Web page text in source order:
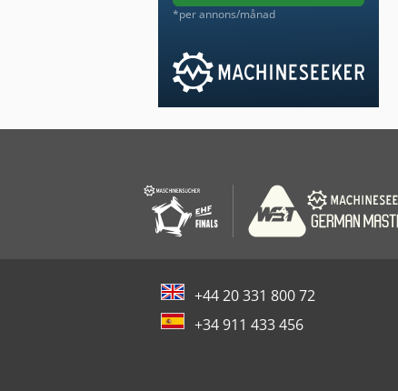
*per annons/månad
+44 20 331 800 72
+34 911 433 456